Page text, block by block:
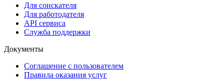
Для соискателя
Для работодателя
API сервиса
Служба поддержки
Документы
Соглашение с пользователем
Правила оказания услуг